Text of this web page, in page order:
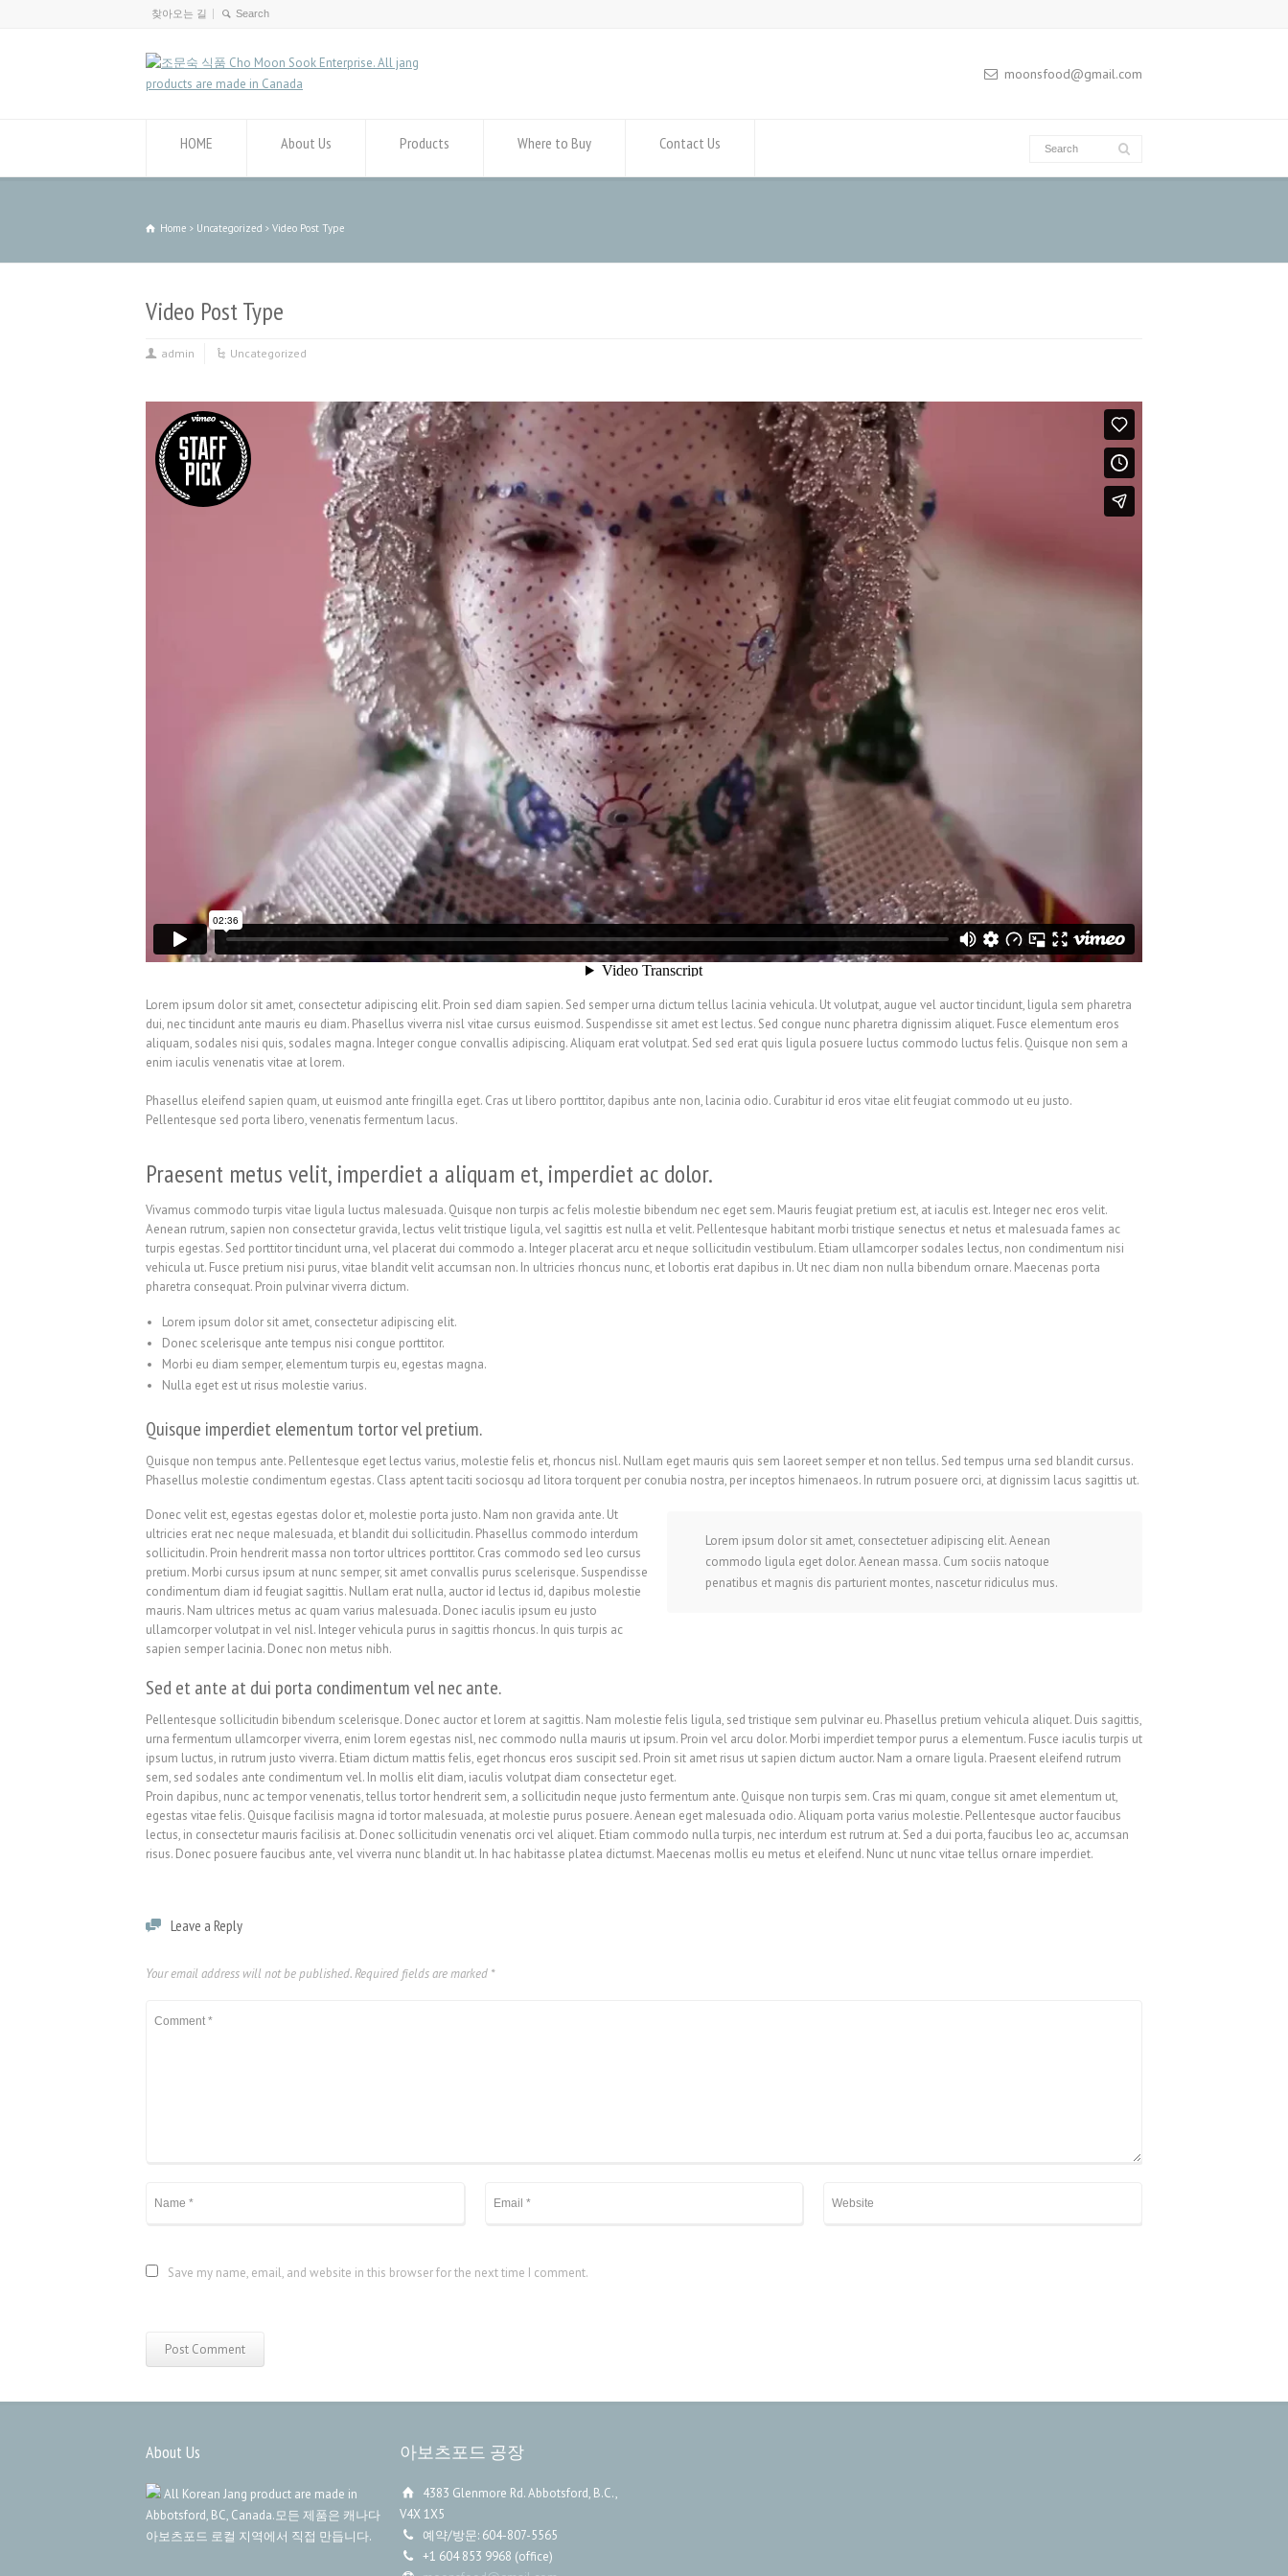
찾아오는 길
moonsfood@gmail.com
HOME About Us Products Where to Buy Contact Us
Home Uncategorized Video Post Type
Video Post Type
admin Uncategorized
Lorem ipsum dolor sit amet, consectetur adipiscing elit. Proin sed diam sapien. Sed semper urna dictum tellus lacinia vehicula. Ut volutpat, augue vel auctor tincidunt, ligula sem pharetra
dui, nec tincidunt ante mauris eu diam. Phasellus viverra nisl vitae cursus euismod. Suspendisse sit amet est lectus. Sed congue nunc pharetra dignissim aliquet. Fusce elementum eros
aliquam, sodales nisi quis, sodales magna. Integer congue convallis adipiscing. Aliquam erat volutpat. Sed sed erat quis ligula posuere luctus commodo luctus felis. Quisque non sem a
enim iaculis venenatis vitae at lorem.
Phasellus eleifend sapien quam, ut euismod ante fringilla eget. Cras ut libero porttitor, dapibus ante non, lacinia odio. Curabitur id eros vitae elit feugiat commodo ut eu justo.
Pellentesque sed porta libero, venenatis fermentum lacus.
Praesent metus velit, imperdiet a aliquam et, imperdiet ac dolor.
Vivamus commodo turpis vitae ligula luctus malesuada. Quisque non turpis ac felis molestie bibendum nec eget sem. Mauris feugiat pretium est, at iaculis est. Integer nec eros velit.
Aenean rutrum, sapien non consectetur gravida, lectus velit tristique ligula, vel sagittis est nulla et velit. Pellentesque habitant morbi tristique senectus et netus et malesuada fames ac
turpis egestas. Sed porttitor tincidunt urna, vel placerat dui commodo a. Integer placerat arcu et neque sollicitudin vestibulum. Etiam ullamcorper sodales lectus, non condimentum nisi
vehicula ut. Fusce pretium nisi purus, vitae blandit velit accumsan non. In ultricies rhoncus nunc, et lobortis erat dapibus in. Ut nec diam non nulla bibendum ornare. Maecenas porta
pharetra consequat. Proin pulvinar viverra dictum.
Lorem ipsum dolor sit amet, consectetur adipiscing elit.
Donec scelerisque ante tempus nisi congue porttitor.
Morbi eu diam semper, elementum turpis eu, egestas magna.
Nulla eget est ut risus molestie varius.
Quisque imperdiet elementum tortor vel pretium.
Quisque non tempus ante. Pellentesque eget lectus varius, molestie felis et, rhoncus nisl. Nullam eget mauris quis sem laoreet semper et non tellus. Sed tempus urna sed blandit cursus.
Phasellus molestie condimentum egestas. Class aptent taciti sociosqu ad litora torquent per conubia nostra, per inceptos himenaeos. In rutrum posuere orci, at dignissim lacus sagittis ut.
Lorem ipsum dolor sit amet, consectetuer adipiscing elit. Aenean
commodo ligula eget dolor. Aenean massa. Cum sociis natoque
penatibus et magnis dis parturient montes, nascetur ridiculus mus.
Donec velit est, egestas egestas dolor et, molestie porta justo. Nam non gravida ante. Ut
ultricies erat nec neque malesuada, et blandit dui sollicitudin. Phasellus commodo interdum
sollicitudin. Proin hendrerit massa non tortor ultrices porttitor. Cras commodo sed leo cursus
pretium. Morbi cursus ipsum at nunc semper, sit amet convallis purus scelerisque. Suspendisse
condimentum diam id feugiat sagittis. Nullam erat nulla, auctor id lectus id, dapibus molestie
mauris. Nam ultrices metus ac quam varius malesuada. Donec iaculis ipsum eu justo
ullamcorper volutpat in vel nisl. Integer vehicula purus in sagittis rhoncus. In quis turpis ac
sapien semper lacinia. Donec non metus nibh.
Sed et ante at dui porta condimentum vel nec ante.
Pellentesque sollicitudin bibendum scelerisque. Donec auctor et lorem at sagittis. Nam molestie felis ligula, sed tristique sem pulvinar eu. Phasellus pretium vehicula aliquet. Duis sagittis,
urna fermentum ullamcorper viverra, enim lorem egestas nisl, nec commodo nulla mauris ut ipsum. Proin vel arcu dolor. Morbi imperdiet tempor purus a elementum. Fusce iaculis turpis ut
ipsum luctus, in rutrum justo viverra. Etiam dictum mattis felis, eget rhoncus eros suscipit sed. Proin sit amet risus ut sapien dictum auctor. Nam a ornare ligula. Praesent eleifend rutrum
sem, sed sodales ante condimentum vel. In mollis elit diam, iaculis volutpat diam consectetur eget.
Proin dapibus, nunc ac tempor venenatis, tellus tortor hendrerit sem, a sollicitudin neque justo fermentum ante. Quisque non turpis sem. Cras mi quam, congue sit amet elementum ut,
egestas vitae felis. Quisque facilisis magna id tortor malesuada, at molestie purus posuere. Aenean eget malesuada odio. Aliquam porta varius molestie. Pellentesque auctor faucibus
lectus, in consectetur mauris facilisis at. Donec sollicitudin venenatis orci vel aliquet. Etiam commodo nulla turpis, nec interdum est rutrum at. Sed a dui porta, faucibus leo ac, accumsan
risus. Donec posuere faucibus ante, vel viverra nunc blandit ut. In hac habitasse platea dictumst. Maecenas mollis eu metus et eleifend. Nunc ut nunc vitae tellus ornare imperdiet.
Leave a Reply
Your email address will not be published.Required fields are marked *
Save my name, email, and website in this browser for the next time I comment.
About Us
All Korean Jang product are made in
Abbotsford, BC, Canada.모든 제품은 캐나다
아보츠포드 로컬 지역에서 직접 만듭니다.
아보츠포드 공장
4383 Glenmore Rd. Abbotsford, B.C.,
V4X 1X5
예약/방문: 604-807-5565
+1 604 853 9968 (office)